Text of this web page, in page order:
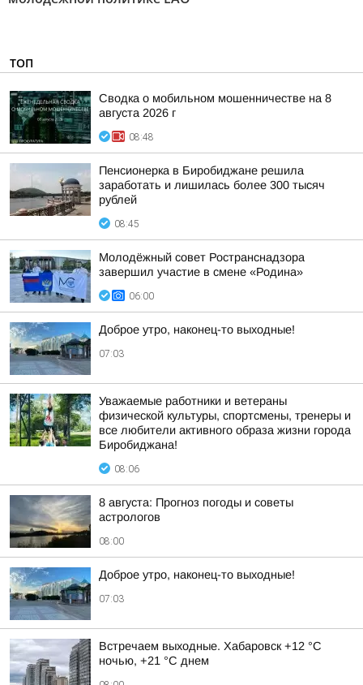
ТОП
Сводка о мобильном мошенничестве на 8
августа 2026 г
08:48
Пенсионерка в Биробиджане решила
заработать и лишилась более 300 тысяч
рублей
08:45
Молодёжный совет Ространснадзора
завершил участие в смене «Родина»
06:00
Доброе утро, наконец-то выходные!
07:03
Уважаемые работники и ветераны
физической культуры, спортсмены, тренеры и
все любители активного образа жизни города
Биробиджана!
08:06
8 августа: Прогноз погоды и советы
астрологов
08:00
Доброе утро, наконец-то выходные!
07:03
Встречаем выходные. Хабаровск +12 °C
ночью, +21 °C днем